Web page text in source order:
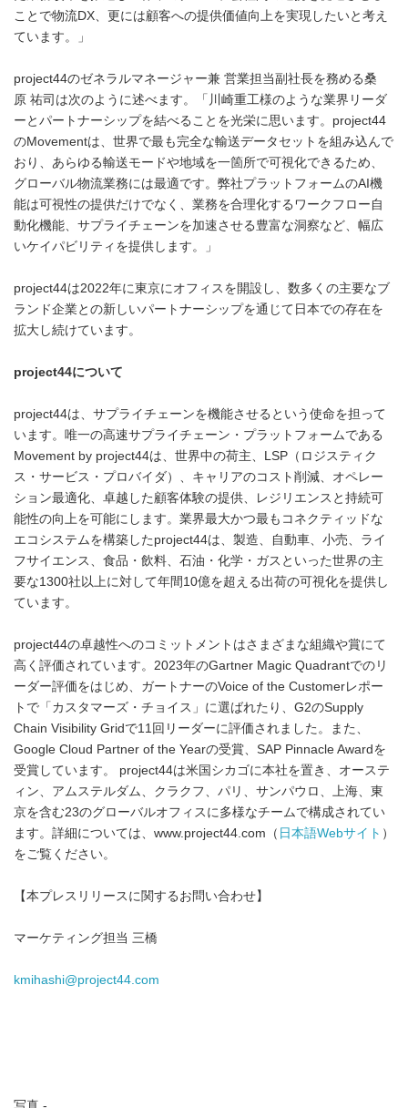
ことで物流DX、更には顧客への提供価値向上を実現したいと考え
ています。」
project44のゼネラルマネージャー兼 営業担当副社長を務める桑
原 祐司は次のように述べます。「川崎重工様のような業界リーダ
ーとパートナーシップを結べることを光栄に思います。project44
のMovementは、世界で最も完全な輸送データセットを組み込んで
おり、あらゆる輸送モードや地域を一箇所で可視化できるため、
グローバル物流業務には最適です。弊社プラットフォームのAI機
能は可視性の提供だけでなく、業務を合理化するワークフロー自
動化機能、サプライチェーンを加速させる豊富な洞察など、幅広
いケイパビリティを提供します。」
project44は2022年に東京にオフィスを開設し、数多くの主要なブ
ランド企業との新しいパートナーシップを通じて日本での存在を
拡大し続けています。
project44について
project44は、サプライチェーンを機能させるという使命を担って
います。唯一の高速サプライチェーン・プラットフォームである
Movement by project44は、世界中の荷主、LSP（ロジスティク
ス・サービス・プロバイダ）、キャリアのコスト削減、オペレー
ション最適化、卓越した顧客体験の提供、レジリエンスと持続可
能性の向上を可能にします。業界最大かつ最もコネクティッドな
エコシステムを構築したproject44は、製造、自動車、小売、ライ
フサイエンス、食品・飲料、石油・化学・ガスといった世界の主
要な1300社以上に対して年間10億を超える出荷の可視化を提供し
ています。
project44の卓越性へのコミットメントはさまざまな組織や賞にて
高く評価されています。2023年のGartner Magic Quadrantでのリ
ーダー評価をはじめ、ガートナーのVoice of the Customerレポー
トで「カスタマーズ・チョイス」に選ばれたり、G2のSupply
Chain Visibility Gridで11回リーダーに評価されました。また、
Google Cloud Partner of the Yearの受賞、SAP Pinnacle Awardを
受賞しています。 project44は米国シカゴに本社を置き、オーステ
ィン、アムステルダム、クラクフ、パリ、サンパウロ、上海、東
京を含む23のグローバルオフィスに多様なチームで構成されてい
ます。詳細については、www.project44.com（ 日本語Webサイト ）
をご覧ください。
【本プレスリリースに関するお問い合わせ】
マーケティング担当 三橋
kmihashi@project44.com